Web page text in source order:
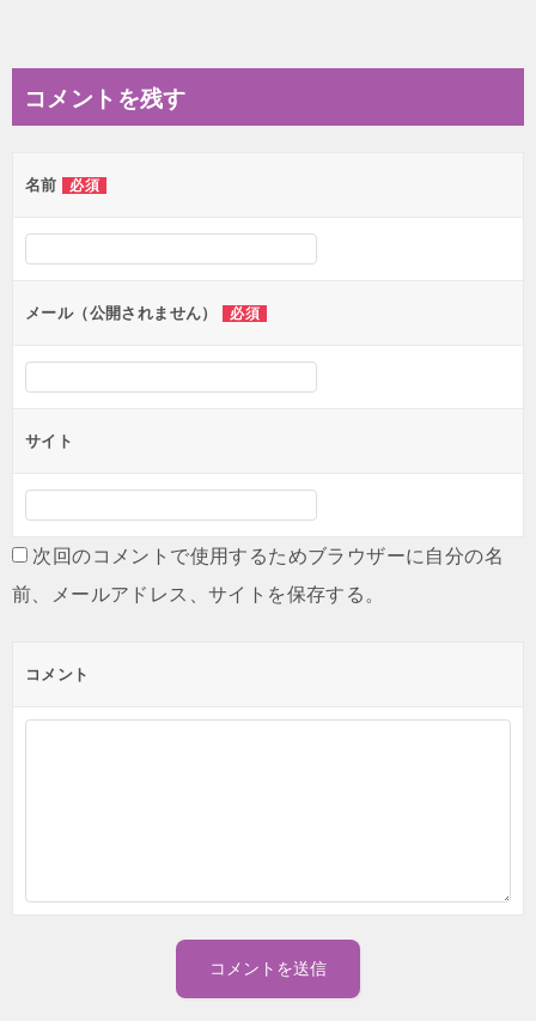
コメントを残す
名前 必須
メール（公開されません） 必須
サイト
次回のコメントで使用するためブラウザーに自分の名
前、メールアドレス、サイトを保存する。
コメント